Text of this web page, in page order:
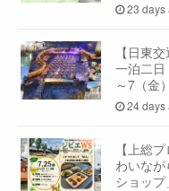
23 days
【日東
一泊二日
～7（金
24 days
【上総
わいな
ショップ